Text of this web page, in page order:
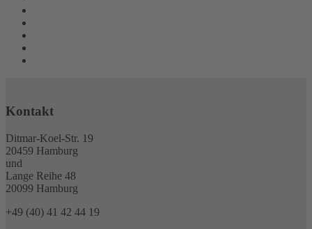
Kontakt
Ditmar-Koel-Str. 19
20459 Hamburg
und
Lange Reihe 48
20099 Hamburg
+49 (40) 41 42 44 19